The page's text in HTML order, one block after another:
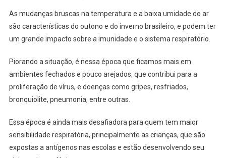
As mudanças bruscas na temperatura e a baixa umidade do ar
são características do outono e do inverno brasileiro, e podem ter
um grande impacto sobre a imunidade e o sistema respiratório.
Piorando a situação, é nessa época que ficamos mais em
ambientes fechados e pouco arejados, que contribui para a
proliferação de vírus, e doenças como gripes, resfriados,
bronquiolite, pneumonia, entre outras.
Essa época é ainda mais desafiadora para quem tem maior
sensibilidade respiratória, principalmente as crianças, que são
expostas a antígenos nas escolas e estão desenvolvendo seu